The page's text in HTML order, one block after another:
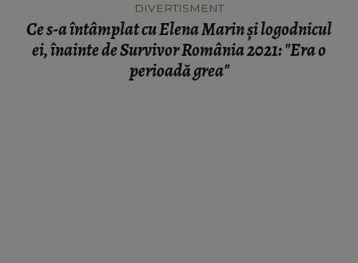
DIVERTISMENT
Ce s-a întâmplat cu Elena Marin și logodnicul
ei, înainte de Survivor România 2021: "Era o
perioadă grea"